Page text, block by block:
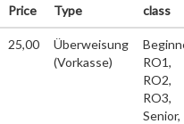
Price Type class
25,00
Überweisung
(Vorkasse)
RO1,
RO2,
RO3,
Senior,